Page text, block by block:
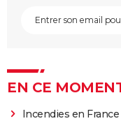
EN CE
Incendies en France